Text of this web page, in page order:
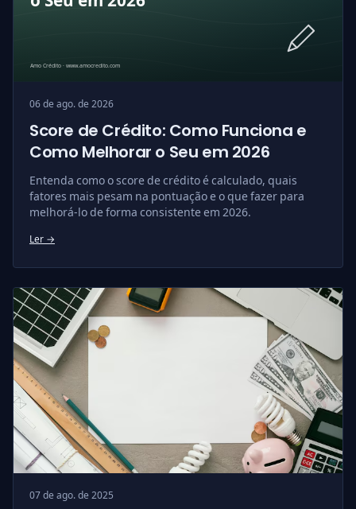
06 de ago. de 2026
Score de Crédito: Como Funciona e
Como Melhorar o Seu em 2026
Entenda como o score de crédito é calculado, quais
fatores mais pesam na pontuação e o que fazer para
melhorá-lo de forma consistente em 2026.
Ler →
07 de ago. de 2025